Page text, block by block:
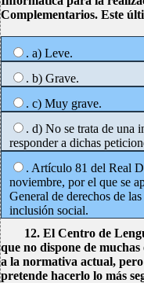
Complementarios. Este
. a) Leve.
. b) Grave.
. c) Muy grave.
. d) No se trata de una
responder a dichas
. Artículo 81 del Real
noviembre, por el que se
General de derechos de
inclusión social.
12. El Centro de
que no dispone de
a la normativa actual,
pretende hacerlo lo más